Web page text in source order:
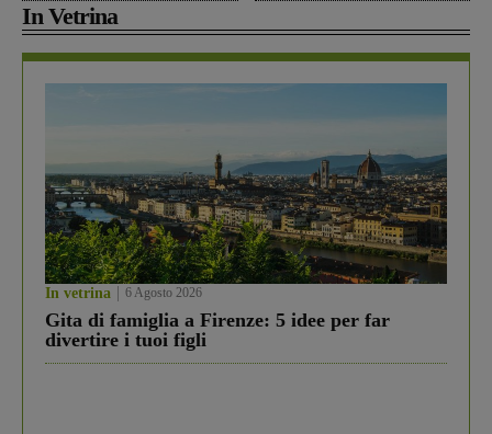
In Vetrina
In vetrina 6 Agosto 2026
Gita di famiglia a Firenze: 5 idee per far
divertire i tuoi figli